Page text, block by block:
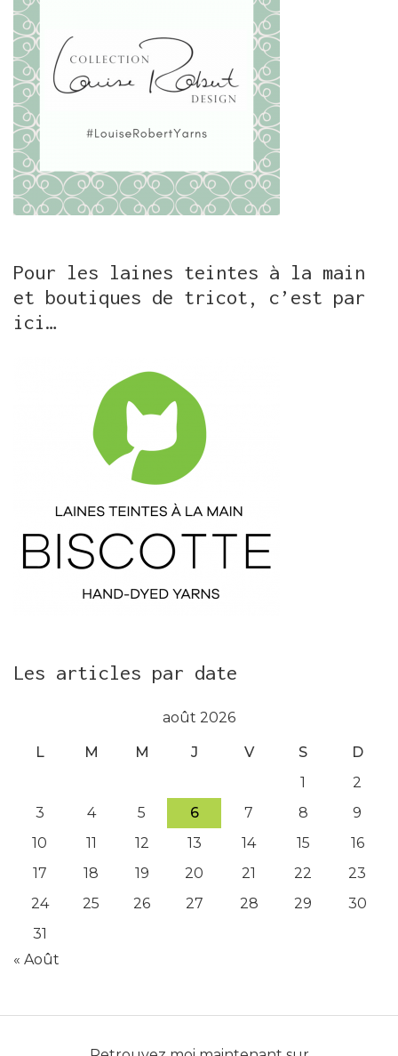
Pour les laines teintes à la main
et boutiques de tricot, c’est par
ici…
Les articles par date
août 2026
L M M J V S
D
1
2
3
4 5 6 7 8
9
10
11 12 13 14 15
16
17
18 19 20 21 22
23
24
25 26 27 28 29
30
31
« Août